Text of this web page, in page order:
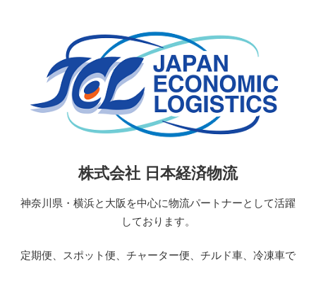
経
流
株式会社 日本経済物流
神奈川県・横浜と大阪を中心に物流パートナーとして活躍
しております。
定期便、スポット便、チャーター便、チルド車、冷凍車で